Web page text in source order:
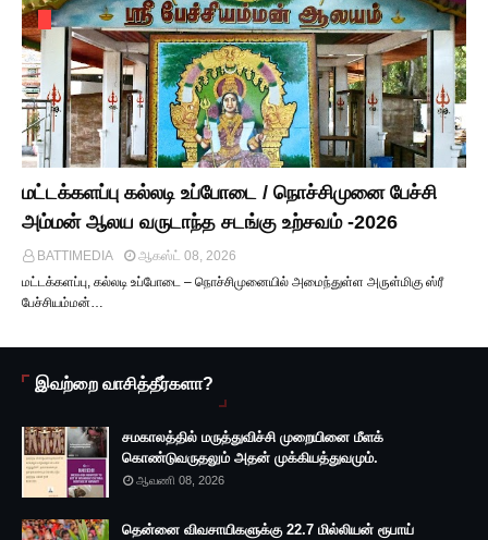
மட்டக்களப்பு கல்லடி உப்போடை / நொச்சிமுனை பேச்சி
அம்மன் ஆலய வருடாந்த சடங்கு உற்சவம் -2026
BATTIMEDIA
ஆகஸ்ட் 08, 2026
மட்டக்களப்பு, கல்லடி உப்போடை – நொச்சிமுனையில் அமைந்துள்ள அருள்மிகு ஸ்ரீ
பேச்சியம்மன்…
இவற்றை வாசித்தீர்களா?
சமகாலத்தில் மருத்துவிச்சி முறையினை மீளக்
கொண்டுவருதலும் அதன் முக்கியத்துவமும்.
ஆவணி 08, 2026
தென்னை விவசாயிகளுக்கு 22.7 மில்லியன் ரூபாய்